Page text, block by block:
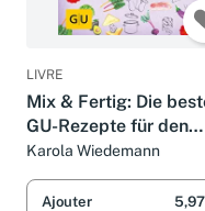
LIVRE
Mix & Fertig: Die
GU-Rezepte für den
Thermomix (GU Mix &
Karola Wiedemann
Ajouter